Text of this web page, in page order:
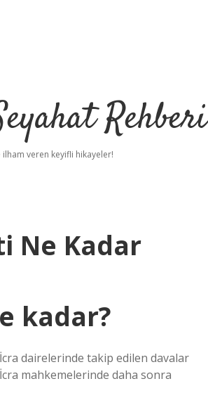
Rehberi
veren keyifli hikayeler!
Ne Kadar
kadar?
dairelerinde takip edilen davalar
mahkemelerinde daha sonra